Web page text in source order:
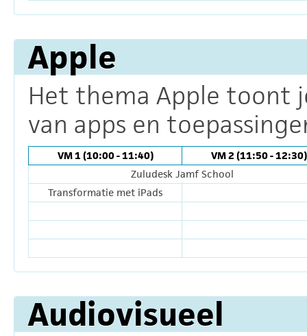
Apple
Het thema Apple toont
van apps en
VM 1 (10:00 - 11:40)
VM 2 (11:50 - 12:30)
Zuludesk Jamf School
Transformatie met iPads
Audiovisueel